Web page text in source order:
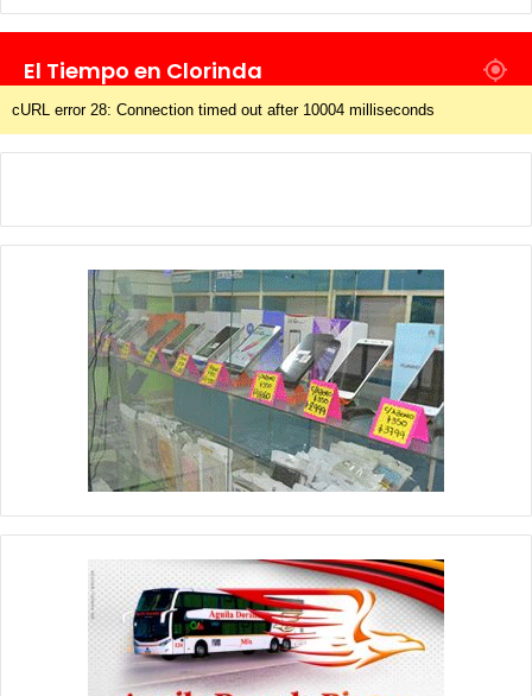
El Tiempo en Clorinda
cURL error 28: Connection timed out after 10004 milliseconds